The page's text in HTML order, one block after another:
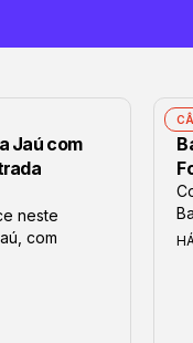
Jaú com
neste
com